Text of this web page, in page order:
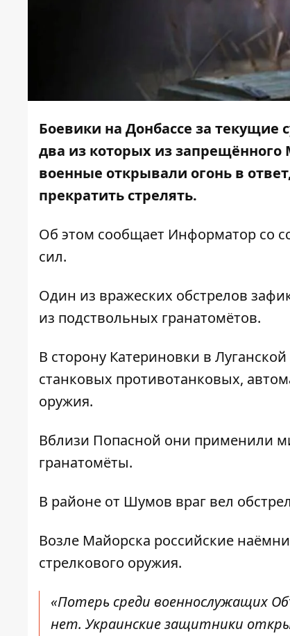
Боевики на Донбассе за
два из которых из
военные открывали огонь в
прекратить стрелять.
Об этом сообщает Информатор со
сил.
Один из вражеских обстрелов
из подствольных гранатомётов.
В сторону Катериновки в
станковых противотанковых,
оружия.
Вблизи Попасной они применили
гранатомёты.
В районе от Шумов враг вел
Возле Майорска российские
стрелкового оружия.
«Потерь среди военнослужащих
нет. Украинские защитники